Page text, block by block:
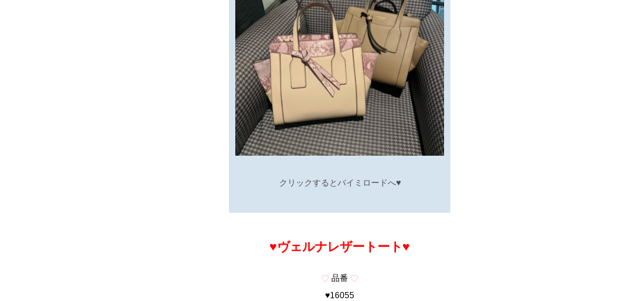
クリックするとバイミロードへ♥
♥ヴェルナレザートート ♥
♡ 品番 ♡
♥16055